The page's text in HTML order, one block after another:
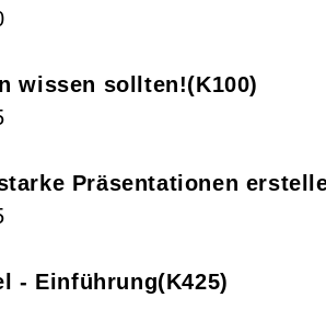
wissen sollten! K100
Präsentationen
- Einführung K425